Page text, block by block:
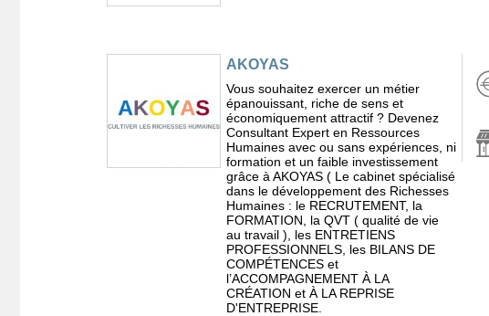
AKOYAS
Vous souhaitez exercer un métier
épanouissant, riche de sens et
économiquement attractif ? Devenez
Consultant Expert en Ressources
Humaines avec ou sans expériences, ni
formation et un faible investissement
grâce à AKOYAS ( Le cabinet spécialisé
dans le développement des Richesses
Humaines : le RECRUTEMENT, la
FORMATION, la QVT ( qualité de vie
au travail ), les ENTRETIENS
PROFESSIONNELS, les BILANS DE
COMPÉTENCES et
l’ACCOMPAGNEMENT À LA
CRÉATION et À LA REPRISE
D'ENTREPRISE.